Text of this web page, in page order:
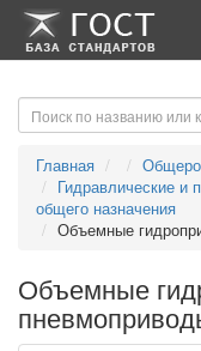
-->-->
Главная
Гидравлические и
общего назначения
Объемные
Объемные